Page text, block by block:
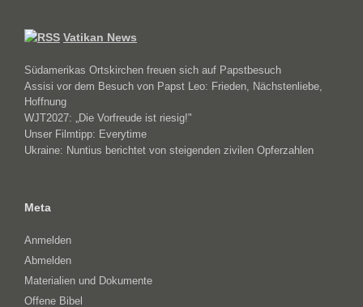
Vatikan News
Südamerikas Ortskirchen freuen sich auf Papstbesuch
Assisi vor dem Besuch von Papst Leo: Frieden, Nächstenliebe,
Hoffnung
WJT2027: „Die Vorfreude ist riesig!"
Unser Filmtipp: Everytime
Ukraine: Nuntius berichtet von steigenden zivilen Opferzahlen
Meta
Anmelden
Abmelden
Materialien und Dokumente
Offene Bibel